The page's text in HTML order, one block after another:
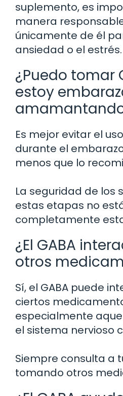
suplemento, es
manera
únicamente de él
ansiedad o el estrés.
¿Puedo tomar
estoy
Es mejor evitar el
durante el
menos que lo
La seguridad de los
estas etapas no
completamente
¿El GABA
otros
Sí, el GABA puede
ciertos
especialmente
el sistema nervioso
Siempre consulta a
tomando otros